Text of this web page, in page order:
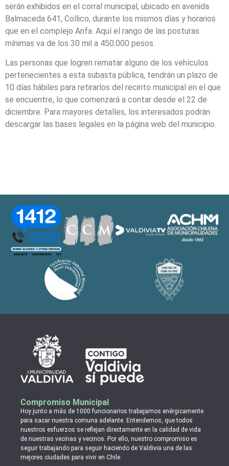
serán exhibidos en el corral municipal, ubicado en avenida
Balmaceda 641, Collico, durante los mismos días y horarios
que en el complejo Anfa. Aquí el rango de las posturas
mínimas va de los 30 mil a 450.000 pesos.
Las personas que logren rematar alguno de los vehículos
pertenecientes a esta subasta pública, tendrán un plazo de
10 días hábiles para retirarlos del recinto municipal en el que
se encuentre, lo que comenzará a contar desde el 22 de
diciembre. Para mayores detalles, los interesados podrán
descargar las bases legales en la página web del municipio.
Compromiso Municipal
Hoy junto a más de 1000 funcionarios trabajamos enérgicamente
para sacar nuestra comuna adelante. Entendemos, que todos
nuestros esfuerzos se reflejan directamente en la calidad de vida
de nuestras vecinas y vecinos. Por ello, nuestro compromiso es
seguir trabajando para seguir haciendo de Valdivia una de las
mejores ciudades para vivir en Chile.